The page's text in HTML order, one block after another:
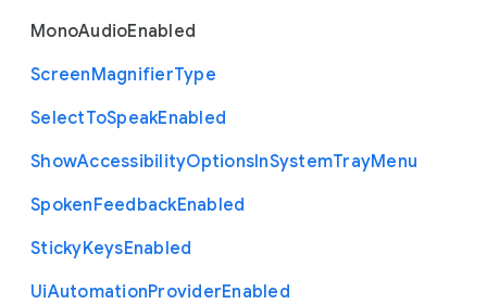
MonoAudioEnabled
ScreenMagnifierType
SelectToSpeakEnabled
ShowAccessibilityOptionsInSystemTrayMenu
SpokenFeedbackEnabled
StickyKeysEnabled
UiAutomationProviderEnabled